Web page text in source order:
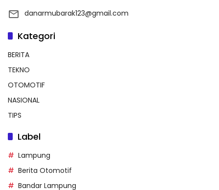
danarmubarak123@gmail.com
Kategori
BERITA
TEKNO
OTOMOTIF
NASIONAL
TIPS
Label
Lampung
Berita Otomotif
Bandar Lampung